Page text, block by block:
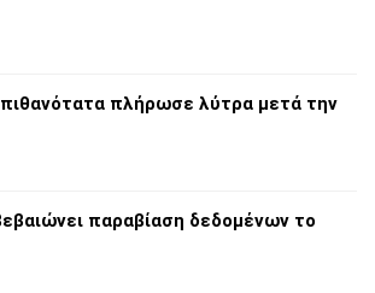
πλήρωσε λύτρα μετά την
παραβίαση δεδομένων το